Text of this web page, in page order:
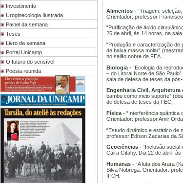
Investimento
Uroginecologia Ilustrada
Painel da semana
Teses
Livro da semana
Portal Unicamp
O futuro do sensível
Poesia reunida
Alimentos - “Triagem,
Orientador: professor
“Purificação de ácido
25 de abril, às 14 horas, na sala
“Produção e caracterização de
de baixa massa molar”
no salão nobre da FEA.
Biologia - “Ecologia da
– do Litoral Norte de São
sala de defesa de teses da pós-
Engenharia Civil, Arquitetura
bambu como meio suporte”
de defesa de teses da FEC.
Física - “Interferência quântica
Orientador: professor Amir
“Estudo dinâmico e estático de
professor Edison Zacarias da
Geociências - “Inclusão social
Caira Gitahy. Dia 22 de abril, às
Humanas - “A luta dos Arara
Silva Nobrega. Orientador:
IFCH.